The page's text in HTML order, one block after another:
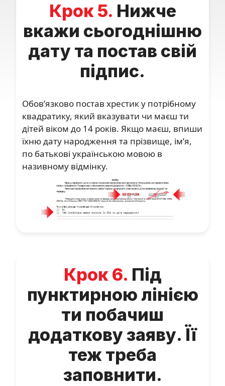
Крок 5. Нижче
вкажи сьогоднішню
дату та постав свій
підпис.
Обов’язково постав хрестик у потрібному
квадратику, який вказувати чи маєш ти
дітей віком до 14 років. Якщо маєш, впиши
їхню дату народження та прізвище, ім’я,
по батькові українською мовою в
називному відмінку.
ХХ ХХ ХХ
Крок 6. Під
пунктирною лінією
ти побачиш
додаткову заяву. Її
теж треба
заповнити.